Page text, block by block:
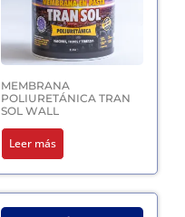
MEMBRANA
POLIURETÁNICA TRAN
SOL WALL
Leer más